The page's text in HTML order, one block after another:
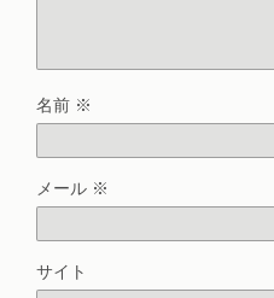
名前 ※
メール ※
サイト